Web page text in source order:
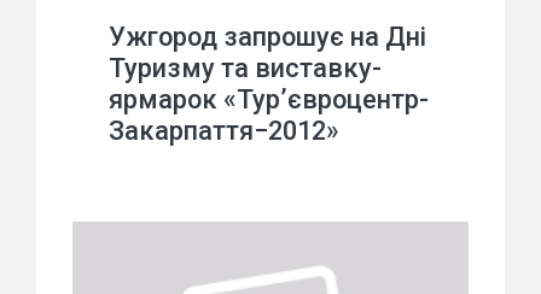
Ужгород запрошує на Дні
Туризму та виставку-
ярмарок «Тур’євроцентр-
Закарпаття−2012»